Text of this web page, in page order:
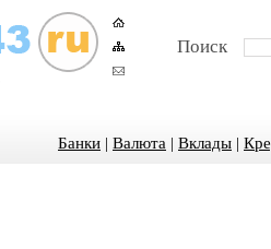
Поиск
Банки | Валюта | Вклады |